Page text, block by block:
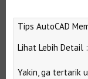
Tips AutoCAD
Lihat Lebih Detail
Yakin, ga tertarik